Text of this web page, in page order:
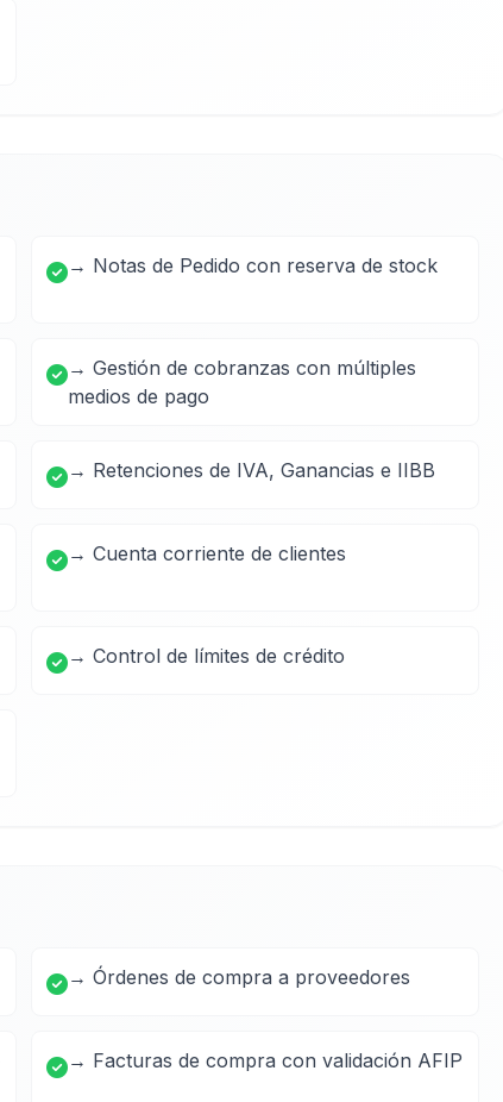
→ Notas de Pedido con reserva de stock
→ Gestión de cobranzas con múltiples
medios de pago
→ Retenciones de IVA, Ganancias e IIBB
→ Cuenta corriente de clientes
→ Control de límites de crédito
→ Órdenes de compra a proveedores
→ Facturas de compra con validación AFIP